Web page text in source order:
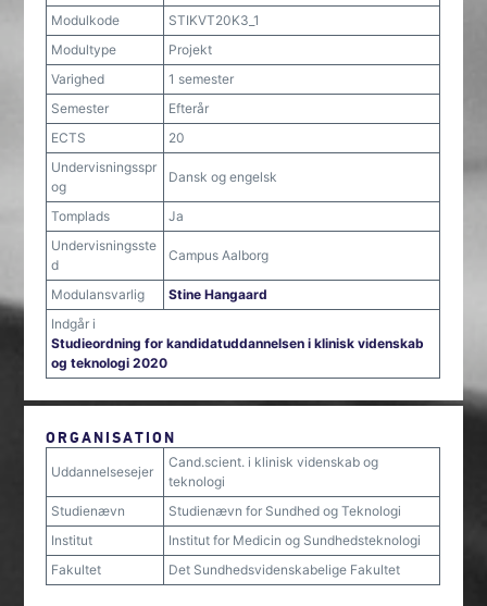
Modulkode
STIKVT20K3_1
Modultype
Projekt
Varighed
1 semester
Semester
Efterår
ECTS
20
Undervisningsspr
og
Dansk og engelsk
Tomplads
Ja
Undervisningsste
d
Campus Aalborg
Modulansvarlig
Stine Hangaard
Indgår i
Studieordning for kandidatuddannelsen i klinisk videnskab
og teknologi 2020
ORGANISATION
Uddannelsesejer
Cand.scient. i klinisk videnskab og
teknologi
Studienævn
Studienævn for Sundhed og Teknologi
Institut
Institut for Medicin og Sundhedsteknologi
Fakultet
Det Sundhedsvidenskabelige Fakultet